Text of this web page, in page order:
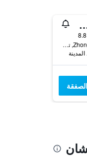
داون تاون
16 Zhongshan 3rd Road, تشونغشان, الصين